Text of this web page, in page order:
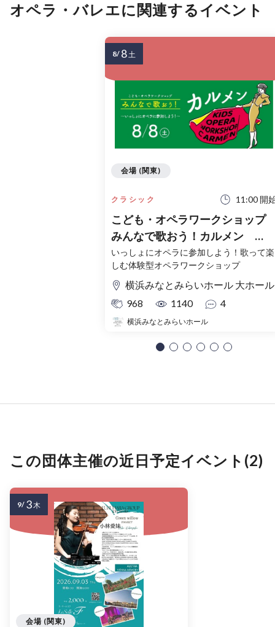
オペラ・バレエに関連するイベント
クラシック 11:00 開
こども・オペラワークショッ
みんなで歌おう！カルメン
Kids Opera Workshop Carmen
いっしょにオペラに参加しよう！歌って楽
しむ体験型オペラワークショップ
横浜みなとみらいホール 大ホール
968
1140 4
横浜みなとみらいホール
会場 (関東)
8/ 8土
この団体主催の近日予定イベント(2)
会場 (関東)
9/ 3木